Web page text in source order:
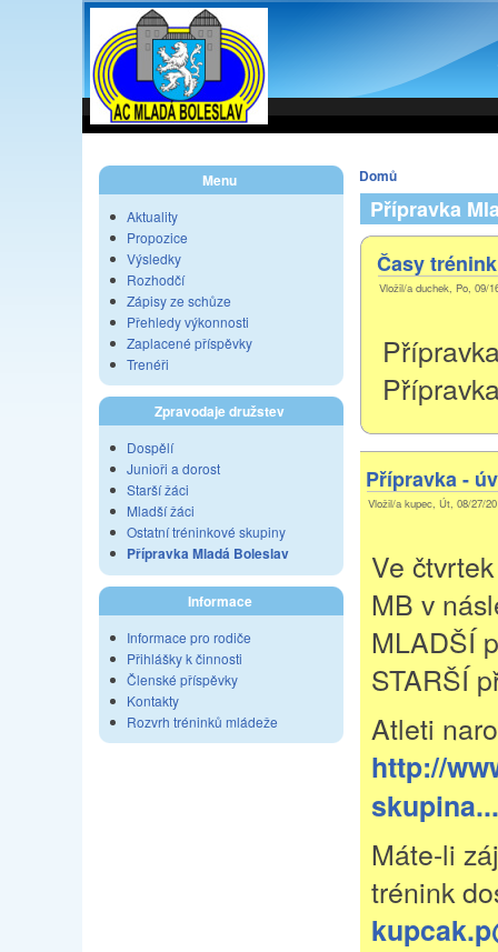
Menu
Aktuality
Propozice
Výsledky
Rozhodčí
Zápisy ze schůze
Přehledy výkonnosti
Zaplacené příspěvky
Trenéři
Zpravodaje družstev
Dospělí
Junioři a dorost
Starší žáci
Mladší žáci
Ostatní tréninkové skupiny
Přípravka Mladá Boleslav
Informace
Informace pro rodiče
Přihlášky k činnosti
Členské příspěvky
Kontakty
Rozvrh tréninků mládeže
Domů
Přípravka
Časy
Vložil/a duchek, Po, 09/
Přípravka -
Vložil/a kupec, Út, 08/27/
Ve
MB v
MLADŠÍ
STARŠÍ
Atleti
http://
Máte-li
trénink